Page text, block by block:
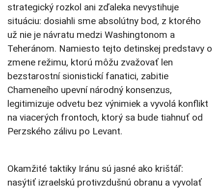
strategický rozkol ani zďaleka nevystihuje
situáciu: dosiahli sme absolútny bod, z ktorého
už nie je návratu medzi Washingtonom a
Teheránom. Namiesto tejto detinskej predstavy o
zmene režimu, ktorú môžu zvažovať len
bezstarostní sionistickí fanatici, zabitie
Chameneího upevní národný konsenzus,
legitimizuje odvetu bez výnimiek a vyvolá konflikt
na viacerých frontoch, ktorý sa bude tiahnuť od
Perzského zálivu po Levant.
Okamžité taktiky Iránu sú jasné ako krištáľ:
nasýtiť izraelskú protivzdušnú obranu a vyvolať